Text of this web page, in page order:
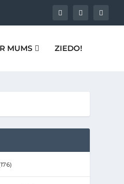
MUMS ZIEDO!